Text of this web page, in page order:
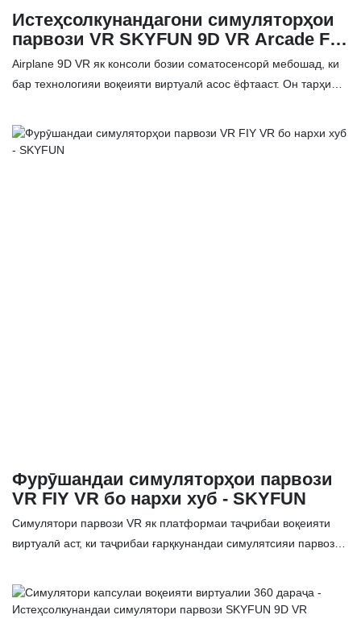
Истеҳсолкунандагони симуляторҳои
парвози VR SKYFUN 9D VR ​Arcade Fly
Airplane
Airplane 9D VR як консоли бозии соматосенсорӣ мебошад, ки
бар технологияи воқеияти виртуалӣ асос ёфтааст. Он тарҳи
мекунад, то ба корбарон таҷрибаи воқеии парвозро пешниҳод
кунад. Тавассути таҷҳизоти VR, ки ба сар насб карда шудааст,
Фурӯшандаи симуляторҳои парвози
VR FIY VR бо нархи хуб - SKYFUN
Симулятори парвози VR як платформаи таҷрибаи воқеияти
виртуалӣ аст, ки таҷрибаи ғарқкунандаи симулятсияи парвозро
дастгоҳҳои сахтафзори марбут, корбарон метавонанд ҳаяҷон
ва лаззати парвозро мисли он ки дар муҳити воқеии парвоз